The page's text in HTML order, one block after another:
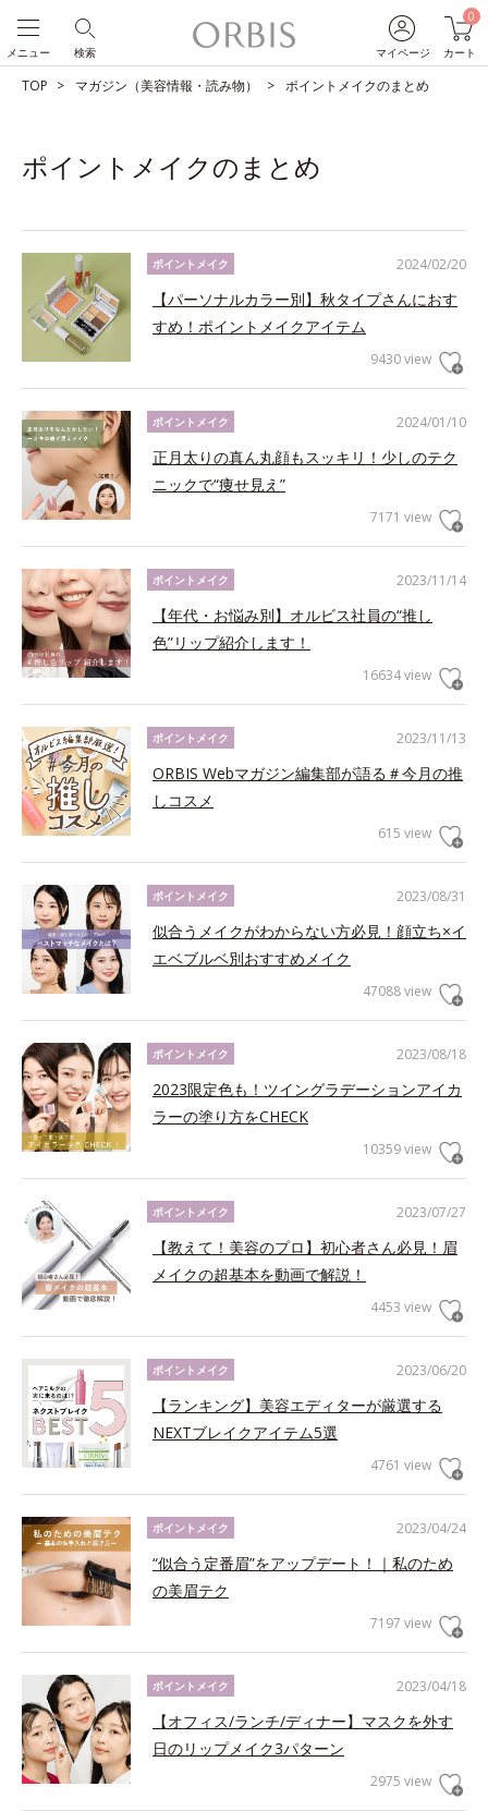
マイページ
0
カート
検索
メニュー
TOP マガジン（美容情報・読み物） ポイントメイクのまとめ
ポイントメイクのまとめ
2024/02/20
ポイントメイク
【パーソナルカラー別】秋タイプさんにおす
すめ！ポイントメイクアイテム
9430 view
2024/01/10
ポイントメイク
正月太りの真ん丸顔もスッキリ！少しのテク
ニックで“痩せ見え”
7171 view
2023/11/14
ポイントメイク
【年代・お悩み別】オルビス社員の“推し
色”リップ紹介します！
16634 view
2023/11/13
ポイントメイク
ORBIS Webマガジン編集部が語る＃今月の推
しコスメ
615 view
2023/08/31
ポイントメイク
似合うメイクがわからない方必見！顔立ち×イ
エベブルベ別おすすめメイク
47088 view
2023/08/18
ポイントメイク
2023限定色も！ツイングラデーションアイカ
ラーの塗り方をCHECK
10359 view
2023/07/27
ポイントメイク
【教えて！美容のプロ】初心者さん必見！眉
メイクの超基本を動画で解説！
4453 view
2023/06/20
ポイントメイク
【ランキング】美容エディターが厳選する
NEXTブレイクアイテム5選
4761 view
2023/04/24
ポイントメイク
“似合う定番眉”をアップデート！｜私のため
の美眉テク
7197 view
2023/04/18
ポイントメイク
【オフィス/ランチ/ディナー】マスクを外す
日のリップメイク3パターン
2975 view